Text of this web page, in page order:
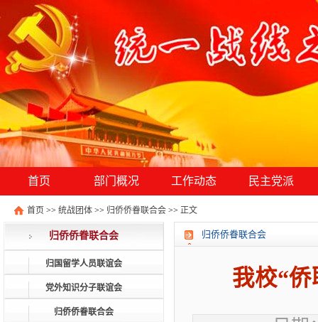
首页 部门概况 工作动态 民主党派
首页 >> 统战团体 >> 归侨侨眷联合会 >> 正文
归侨侨眷联合会
归国留学人员联谊会
党外知识分子联谊会
归侨侨眷联合会
归侨侨眷联合会
我校“